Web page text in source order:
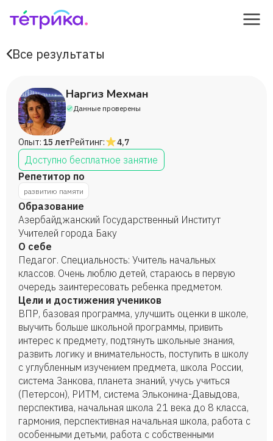
Все результаты
Наргиз Мехман
Данные проверены
Опыт: 15 летРейтинг: 4,7
Доступно бесплатное занятие
Репетитор по
развитию памяти
Образование
Азербайджанский Государственный Институт
Учителей города Баку
О себе
Педагог. Специальность: Учитель начальных
классов. Очень люблю детей, стараюсь в первую
очередь заинтересовать ребенка предметом.
Цели и достижения учеников
ВПР, базовая программа, улучшить оценки в школе,
выучить больше школьной программы, привить
интерес к предмету, подтянуть школьные знания,
развить логику и внимательность, поступить в школу
с углубленным изучением предмета, школа России,
система Занкова, планета знаний, учусь учиться
(Петерсон), РИТМ, система Эльконина-Давыдова,
перспектива, начальная школа 21 века до 8 класса,
гармония, перспективная начальная школа, работа с
особенными детьми, работа с собственными